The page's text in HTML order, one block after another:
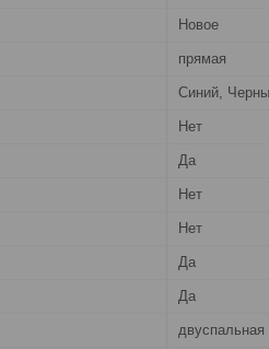
Новое
прямая
Синий,
Нет
Да
Нет
Нет
Да
Да
двуспальная